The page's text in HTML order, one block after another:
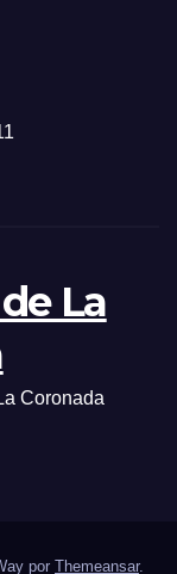
La
Coronada
por Themeansar.